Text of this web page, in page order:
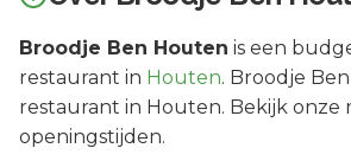
Broodje Ben Houten is een
restaurant in Houten. Broodje
restaurant in Houten. Bekijk onze
openingstijden.